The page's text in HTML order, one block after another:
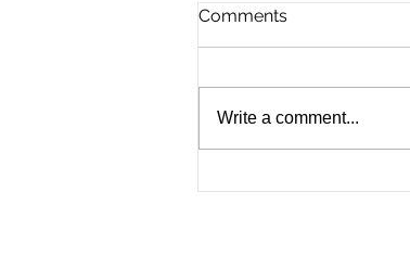
Comments
Write a comment...